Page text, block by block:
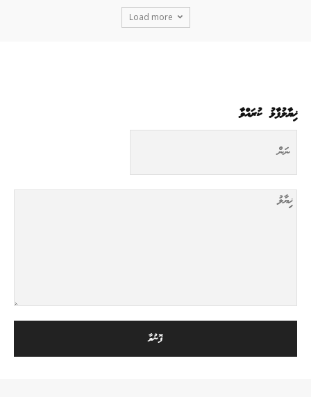
Load more
ޚިޔާލުފާޅު ކުރައްވާ